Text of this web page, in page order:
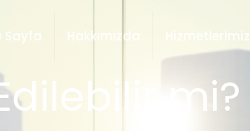
Sayfa Hakkımızda Hizmetlerimiz
mi?